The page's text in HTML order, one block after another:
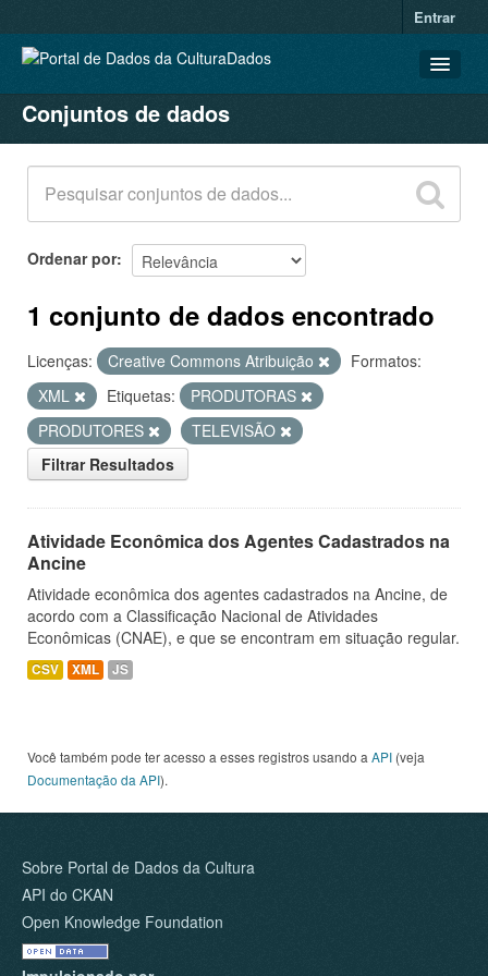
Entrar
CONJUNTOS DE DADOS
ORGANIZAÇÕES
GRUPOS
SOBRE
Conjuntos de dados
Ordenar por
1 conjunto de dados encontrado
Licenças: Creative Commons Atribuição
Formatos:
XML
Etiquetas:
PRODUTORAS
PRODUTORES
TELEVISÃO
Filtrar Resultados
Atividade Econômica dos Agentes Cadastrados na
Ancine
Atividade econômica dos agentes cadastrados na Ancine, de
acordo com a Classificação Nacional de Atividades
Econômicas (CNAE), e que se encontram em situação regular.
CSV XML JS
Você também pode ter acesso a esses registros usando a API (veja
Documentação da API).
Sobre Portal de Dados da Cultura
API do CKAN
Open Knowledge Foundation